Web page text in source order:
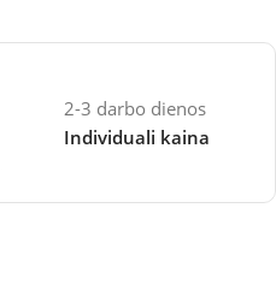
2-3 darbo dienos
Individuali kaina